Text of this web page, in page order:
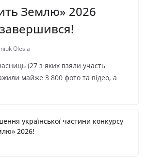
Землю» 2026
Olesia
(27 з яких взяли участь
майже 3 800 фото та відео, а
української частини конкурсу
2026!